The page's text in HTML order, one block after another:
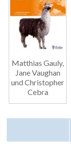
Matthias Gauly,
Jane Vaughan
und Christopher
Cebra